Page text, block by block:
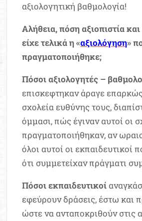
αξιολογητική βαθμολογία!
Αλήθεια, πόση αξιοπιστία
είχε τελικά η «αξιολόγηση»
πραγματοποιήθηκε;
Πόσοι αξιολογητές –
επισκεφτηκαν άραγε
σχολεία ευθύνης τους,
όμμασι, πώς έγιναν αυτοί οι
πραγματοποιήθηκαν, αν
όλοι αυτοί οι εκπαιδευτικοί
ότι συμμετείχαν πράγματι
Πόσοι εκπαιδευτικοί
εφεύρουν δράσεις, έστω και
ώστε να ανταποκριθούν στις